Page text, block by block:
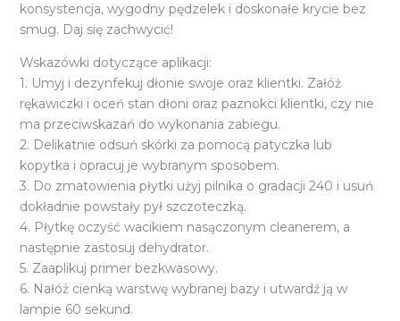
konsystencja, wygodny pędzelek i doskonałe krycie bez
smug. Daj się zachwycić!
Wskazówki dotyczące aplikacji:
1. Umyj i dezynfekuj dłonie swoje oraz klientki. Załóż
rękawiczki i oceń stan dłoni oraz paznokci klientki, czy nie
ma przeciwskazań do wykonania zabiegu.
2. Delikatnie odsuń skórki za pomocą patyczka lub
kopytka i opracuj je wybranym sposobem.
3. Do zmatowienia płytki użyj pilnika o gradacji 240 i usuń
dokładnie powstały pył szczoteczką.
4. Płytkę oczyść wacikiem nasączonym cleanerem, a
następnie zastosuj dehydrator.
5. Zaaplikuj primer bezkwasowy.
6. Nałóż cienką warstwę wybranej bazy i utwardź ją w
lampie 60 sekund.